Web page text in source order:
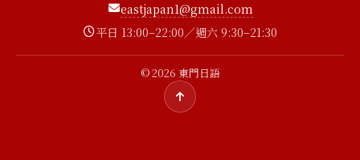
eastjapan1@gmail.com
平日 13:00–22:00／週六 9:30–21:30
© 2026 東門日語